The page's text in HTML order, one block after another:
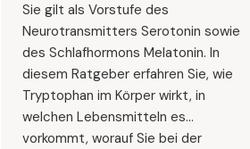
Sie gilt als Vorstufe des
Neurotransmitters Serotonin sowie
des Schlafhormons Melatonin. In
diesem Ratgeber erfahren Sie, wie
Tryptophan im Körper wirkt, in
welchen Lebensmitteln es
vorkommt, worauf Sie bei der